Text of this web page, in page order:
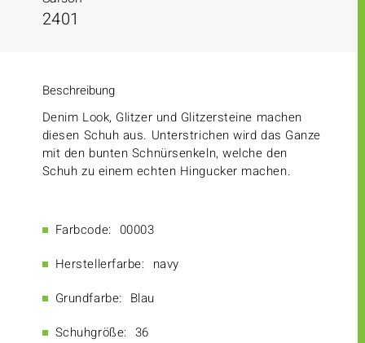
2401
Beschreibung
Denim Look, Glitzer und Glitzersteine machen
diesen Schuh aus. Unterstrichen wird das Ganze
mit den bunten Schnürsenkeln, welche den
Schuh zu einem echten Hingucker machen.
Farbcode: 00003
Herstellerfarbe: navy
Grundfarbe: Blau
Schuhgröße: 36